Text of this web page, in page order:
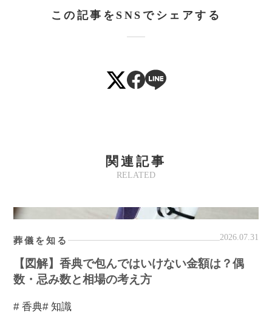
この記事をSNSでシェアする
RELATED
関連記事
葬儀を知る 2026.07.31
【図解】香典で包んではいけない金額は？偶
数・忌み数と相場の考え方
# 香典# 知識